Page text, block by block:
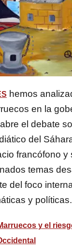
hemos
en la
el debate
del
francófono y
temas
del foco
y políticas.
y el